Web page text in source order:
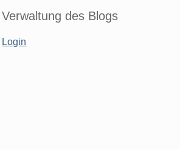
Verwaltung des Blogs
Login